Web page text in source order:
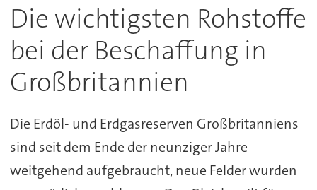
Die wichtigsten Rohstoffe
bei der Beschaffung in
Großbritannien
Die Erdöl- und Erdgasreserven Großbritanniens
sind seit dem Ende der neunziger Jahre
weitgehend aufgebraucht, neue Felder wurden